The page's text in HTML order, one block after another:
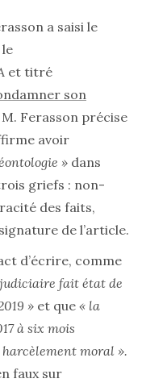
a saisi le
et titré
son
M. Ferasson précise
avoir
» dans
griefs : non-
des faits,
de l’article.
d’écrire, comme
fait état de
» et que « la
à six mois
moral ».
faux sur